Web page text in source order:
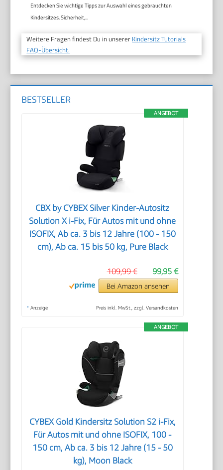
Entdecken Sie wichtige Tipps zur Auswahl eines gebrauchten
Kindersitzes. Sicherheit,...
Weitere Fragen findest Du in unserer Kindersitz Tutorials
FAQ-Übersicht.
BESTSELLER
ANGEBOT
CBX by CYBEX Silver Kinder-Autositz
Solution X i-Fix, Für Autos mit und ohne
ISOFIX, Ab ca. 3 bis 12 Jahre (100 - 150
cm), Ab ca. 15 bis 50 kg, Pure Black
99,95 €
109,99 €
Bei Amazon ansehen
* Anzeige Preis inkl. MwSt., zzgl. Versandkosten
ANGEBOT
CYBEX Gold Kindersitz Solution S2 i-Fix,
Für Autos mit und ohne ISOFIX, 100 -
150 cm, Ab ca. 3 bis 12 Jahre (15 - 50
kg), Moon Black